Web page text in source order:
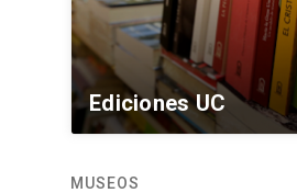
Ediciones UC
MUSEOS